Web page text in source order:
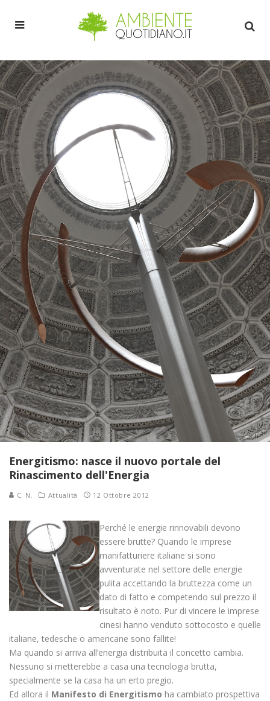
Energitismo: nasce il nuovo portale del
Rinascimento dell'Energia
C. N. Attualità 12 Ottobre 2012
Perché le energie rinnovabili devono
essere brutte? Quando le imprese
manifatturiere italiane si sono
avventurate nel settore delle energie
pulita accettando la bruttezza come un
dato di fatto e competendo sul prezzo il
risultato è noto. Pur di vincere le imprese
cinesi hanno venduto sottocosto e quelle
italiane, tedesche o americane sono fallite!
Ma quando si arriva all’energia distribuita il concetto cambia.
Nessuno si metterebbe a casa una tecnologia brutta,
specialmente se la casa ha un erto pregio.
Ed allora il Manifesto di Energitismo ha cambiato prospettiva